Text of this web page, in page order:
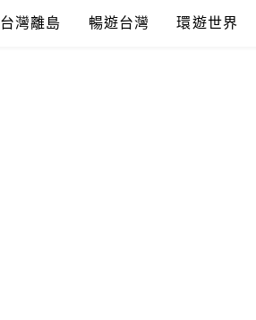
台灣離島 暢遊台灣 環遊世界